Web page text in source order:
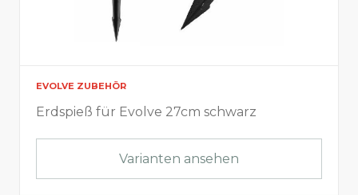
EVOLVE ZUBEHÖR
Erdspieß für Evolve 27cm schwarz
Varianten ansehen